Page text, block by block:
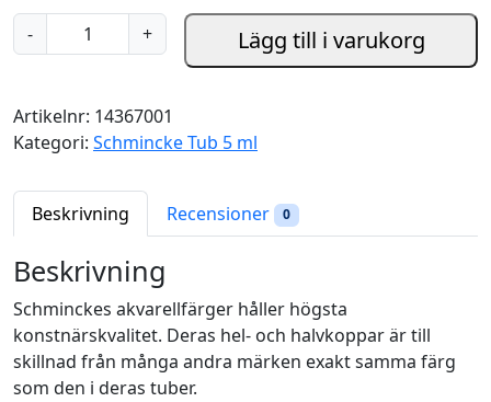
-
P
u
p
l
e
g
e
n
t
a
-
T
+ Lägg till i varukorg
Artikelnr: 14367001
Kategori: Schmincke Tub 5 ml
Beskrivning Recensioner 0
Beskrivning
Schminckes akvarellfärger håller högsta
konstnärskvalitet. Deras hel- och halvkoppar är till
skillnad från många andra märken exakt samma färg
som den i deras tuber.